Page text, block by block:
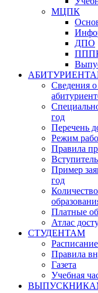
МЦПК
ДПО
Сведения
год
Перечень
Режим
Правила
Пример
год
Платные
Атлас
СТУДЕНТАМ
Правила
Газета
Учебная